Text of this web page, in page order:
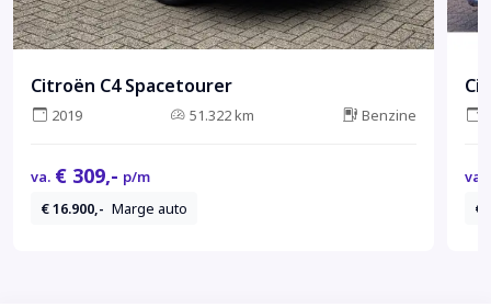
Citroën C4 Spacetourer
2019 51.322 km Benzine
va. € 309,- p/m
€ 16.900,- Marge auto
va.
€